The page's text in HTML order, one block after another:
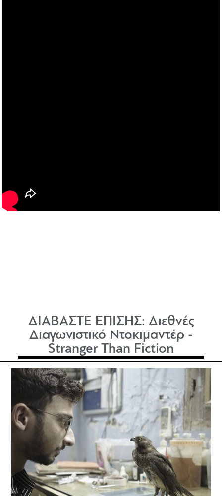
ΔΙΑΒΑΣΤΕ ΕΠΙΣΗΣ: Διεθνές
Διαγωνιστικό Ντοκιμαντέρ -
Stranger Than Fiction